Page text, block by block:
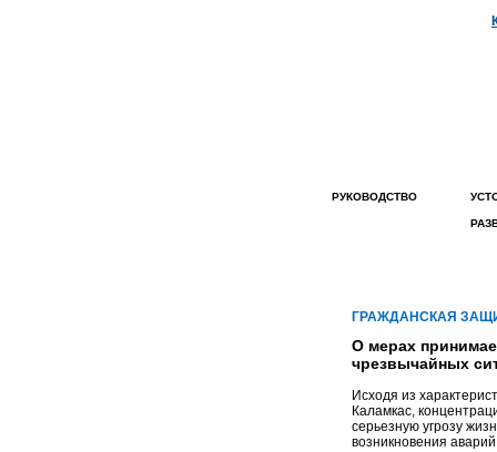
РУКОВОДСТВО
ГРАЖДАНСКАЯ
О мерах
чрезвычайных
Исходя из
Каламкас,
серьезную угрозу
возникновения